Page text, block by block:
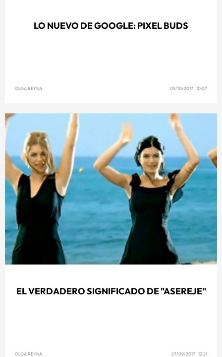
LO NUEVO DE GOOGLE: PIXEL BUDS
OLGA REYNA 05/10/2017 10:07
EL VERDADERO SIGNIFICADO DE "ASEREJE"
OLGA REYNA 27/09/2017 12:21